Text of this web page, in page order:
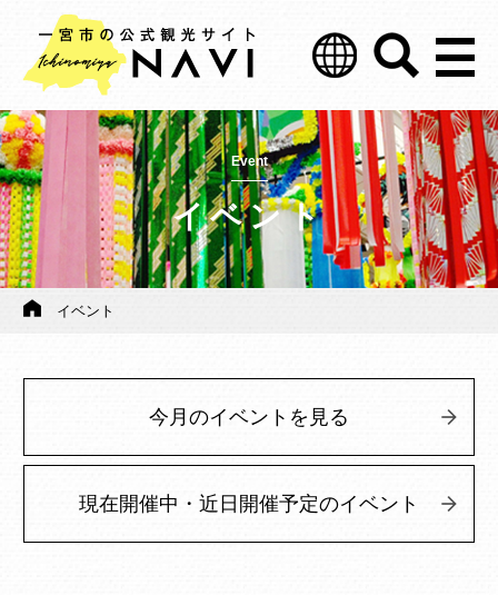
Event
イベント
イベント
今月のイベントを見る
現在開催中・近日開催予定のイベント